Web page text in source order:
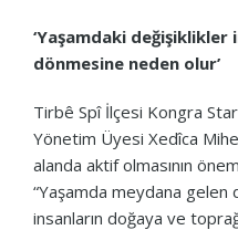
‘Yaşamdaki değişiklikler
dönmesine neden olur’
Tirbê Spî İlçesi Kongra
Yönetim Üyesi Xedîca
alanda aktif olmasının
“Yaşamda meydana
insanların doğaya ve